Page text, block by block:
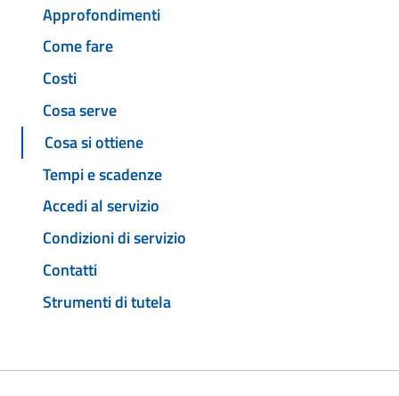
Approfondimenti
Come fare
Costi
Cosa serve
Cosa si ottiene
Tempi e scadenze
Accedi al servizio
Condizioni di servizio
Contatti
Strumenti di tutela